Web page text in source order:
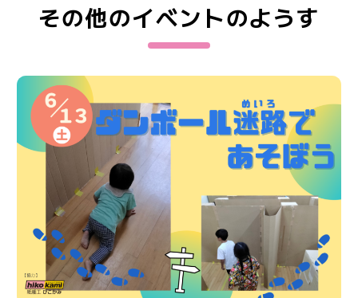
その他のイベントのようす